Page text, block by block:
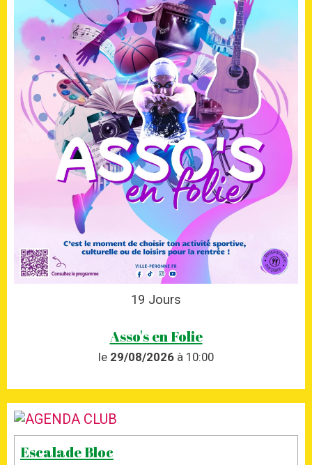
19 Jours
Asso's en Folie
le 29/08/2026 à 10:00
Escalade Bloc